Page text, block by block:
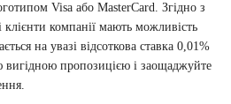
Visa або MasterCard. Згідно з
компанії мають можливість
на увазі відсоткова ставка 0,01%
вигідною пропозицією і заощаджуйте